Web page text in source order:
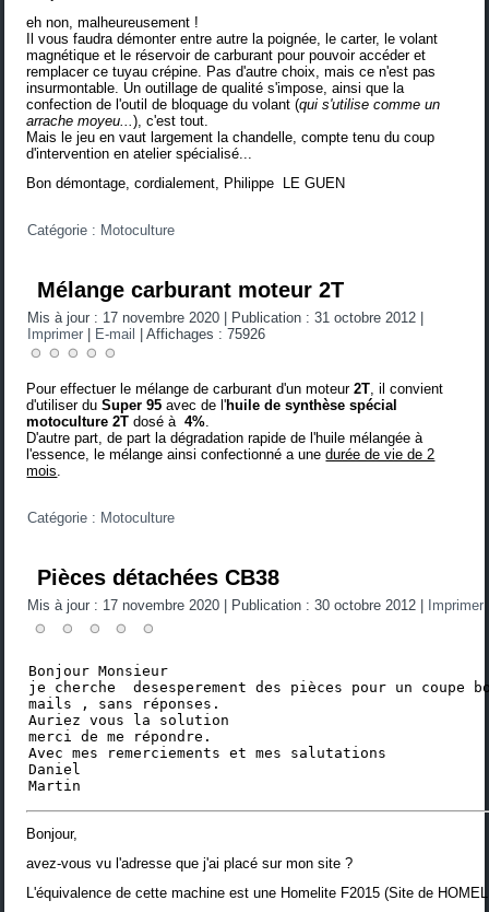
eh non, malheureusement !
Il vous faudra démonter entre autre la poignée, le carter, le volant
magnétique et le réservoir de carburant pour pouvoir accéder et
remplacer ce tuyau crépine. Pas d'autre choix, mais ce n'est pas
insurmontable. Un outillage de qualité s'impose, ainsi que la
confection de l'outil de bloquage du volant (qui s'utilise comme un
arrache moyeu...), c'est tout.
Mais le jeu en vaut largement la chandelle, compte tenu du coup
d'intervention en atelier spécialisé...
Bon démontage, cordialement, Philippe LE GUEN
Catégorie : Motoculture
Mélange carburant moteur 2T
Mis à jour : 17 novembre 2020 Publication : 31 octobre 2012
Imprimer
E-mail |Affichages : 75926
Pour effectuer le mélange de carburant d'un moteur2T, il convient
d'utiliser duSuper 95 avec de l'huile de synthèse spécial
motoculture 2T dosé à4%.
D'autre part, de part la dégradation rapide de l'huile mélangée à
l'essence, le mélange ainsi confectionné a unedurée de vie de 2
mois.
Catégorie : Motoculture
Pièces détachées CB38
Mis à jour : 17 novembre 2020 Publication : 30 octobre 2012 Imprimer
Bonjour Monsieur
je cherche  desesperement des pièces pour un
mails , sans réponses.
Auriez vous la solution
merci de me répondre.
Avec mes remerciements et mes salutations
Daniel
Martin
Bonjour,
avez-vous vu l'adresse que j'ai placé sur mon site ?
L'équivalence de cette machine est une Homelite F2015 (Site de